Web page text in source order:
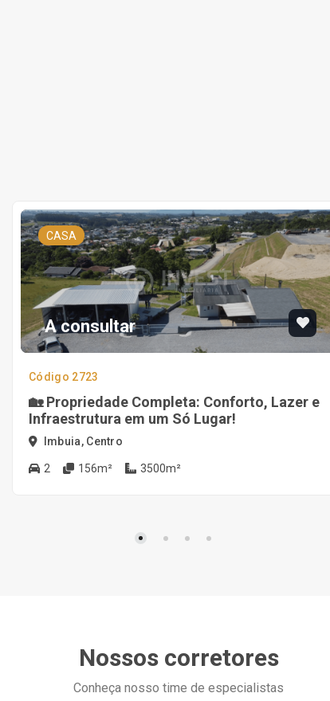
CASA
A consultar
Código 2723
🏡 Propriedade Completa: Conforto, Lazer e
Infraestrutura em um Só Lugar!
Imbuia, Centro
2 156m² 3500m²
Nossos corretores
Conheça nosso time de especialistas